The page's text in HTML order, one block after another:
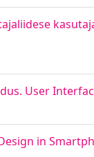
User
in